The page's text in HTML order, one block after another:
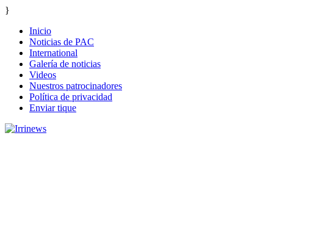
}
Inicio
Noticias de PAC
International
Galería de noticias
Videos
Nuestros patrocinadores
Política de privacidad
Enviar tique